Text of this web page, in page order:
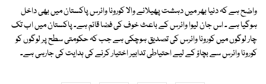
واضح ہے کہ دنیا بھر میں دہشت پھیلانے والا کورونا وائرس پاکستان میں بھی داخل
ہوگیا ہے ۔ اس جان لیوا وائرس کے باعث خوف کی فضا قائم ہے۔ پاکستان میں اب تک
چار لوگوں میں کورونا وائرس کی تصدیق ہوچکی ہے جب کہ حکومتی سطح پر لوگوں کو
کورونا وائرس سے بچاؤ کے لیے احتیاطی تدابیر اختیار کرنے کی ہدایت کی جارہی ہے۔